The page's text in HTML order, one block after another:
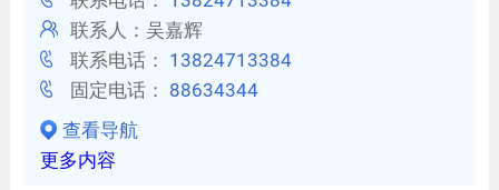
联系人：吴嘉辉
联系电话： 13824713384
固定电话： 88634344
查看导航
更多内容